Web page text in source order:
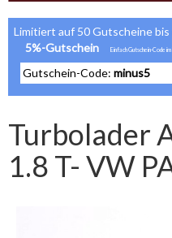
Limitiert auf 50 Gutscheine
5%-Gutschein
Gutschein-Code: minus5
Turbolader
1.8 T- VW